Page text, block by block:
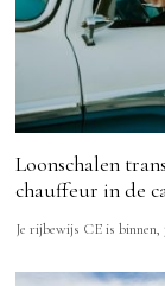
Loonschalen
chauffeur in de
Je rijbewijs CE is